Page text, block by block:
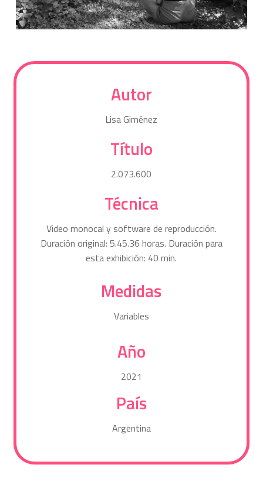
Autor
Lisa Giménez
Título
2.073.600
Técnica
Video monocal y software de reproducción.
Duración original: 5.45.36 horas. Duración para
esta exhibición: 40 min.
Medidas
Variables
Año
2021
País
Argentina